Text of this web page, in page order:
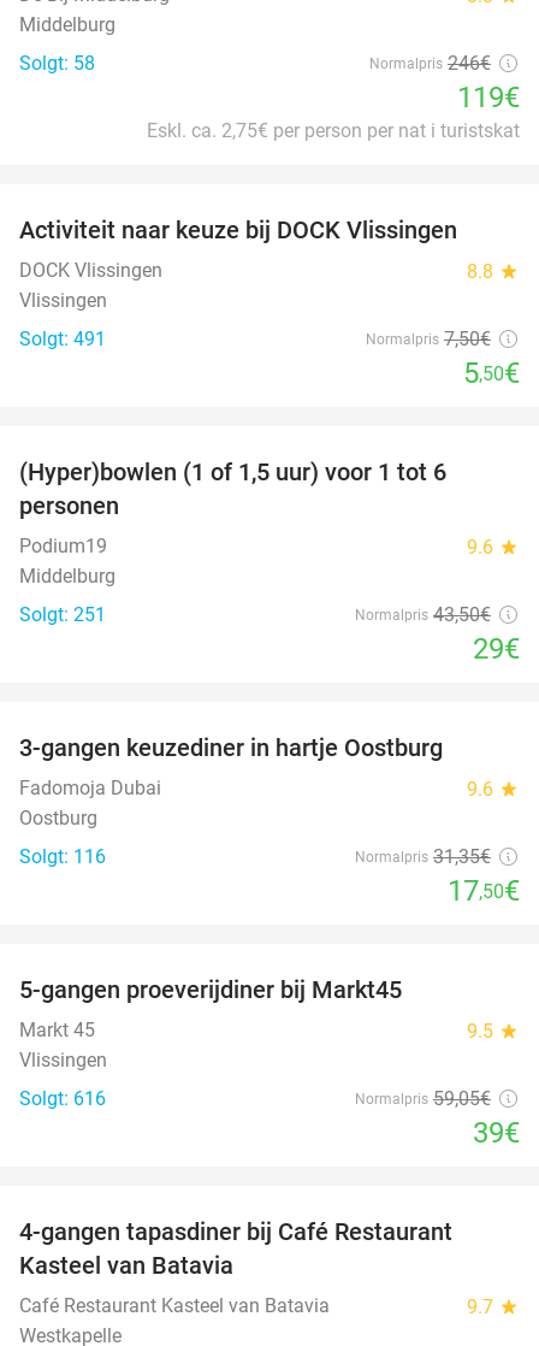
Middelburg
Solgt: 58
Normalpris 246€
119€
Eskl. ca. 2,75€ per person per nat i turistskat
Activiteit naar keuze bij DOCK Vlissingen
DOCK Vlissingen 8.8 star
Vlissingen
Solgt: 491
Normalpris 7,50€
5,50€
(Hyper)bowlen (1 of 1,5 uur) voor 1 tot 6
personen
Podium19 9.6 star
Middelburg
Solgt: 251
Normalpris 43,50€
29€
3-gangen keuzediner in hartje Oostburg
Fadomoja Dubai 9.6 star
Oostburg
Solgt: 116
Normalpris 31,35€
17,50€
5-gangen proeverijdiner bij Markt45
Markt 45 9.5 star
Vlissingen
Solgt: 616
Normalpris 59,05€
39€
4-gangen tapasdiner bij Café Restaurant
Kasteel van Batavia
Café Restaurant Kasteel van Batavia 9.7 star
Westkapelle